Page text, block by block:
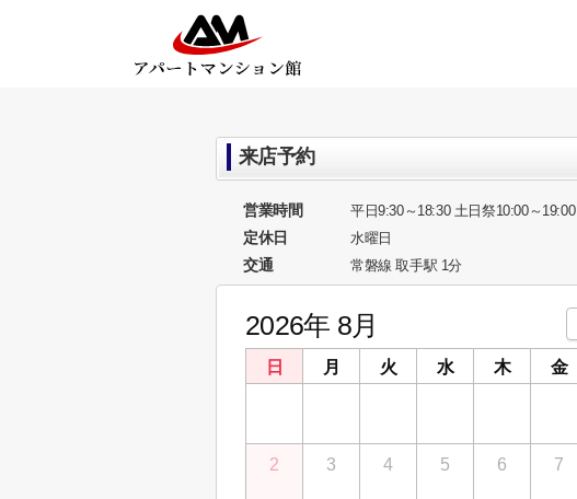
来店予約
営業時間 平日9:30～18:30 土日祭10:00～19:00
定休日 水曜日
交通 常磐線 取手駅 1分
2026年 8月
日 月 火 水 木 金
2 3 4 5 6 7